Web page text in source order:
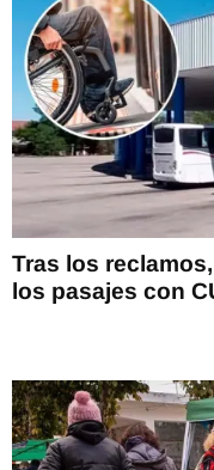
Tras los
los pasajes con